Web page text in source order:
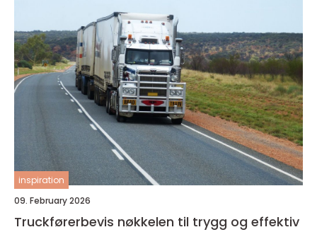
inspiration
09. February 2026
Truckførerbevis nøkkelen til trygg og effektiv